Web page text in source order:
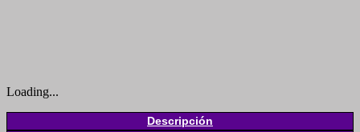
Loading...
Descripción